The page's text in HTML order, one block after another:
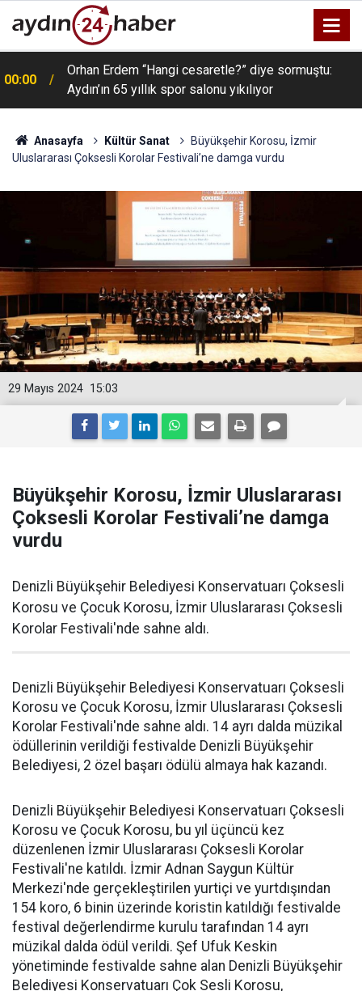
00:00
Orhan Erdem “Hangi cesaretle?” diye sormuştu:
Aydın’ın 65 yıllık spor salonu yıkılıyor
Anasayfa Kültür Sanat
Büyükşehir Korosu, İzmir
Uluslararası Çoksesli Korolar Festivali’ne damga vurdu
15:03
29 Mayıs 2024
Büyükşehir Korosu, İzmir Uluslararası
Çoksesli Korolar Festivali’ne damga
vurdu
Denizli Büyükşehir Belediyesi Konservatuarı Çoksesli
Korosu ve Çocuk Korosu, İzmir Uluslararası Çoksesli
Korolar Festivali'nde sahne aldı.
Denizli Büyükşehir Belediyesi Konservatuarı Çoksesli
Korosu ve Çocuk Korosu, İzmir Uluslararası Çoksesli
Korolar Festivali'nde sahne aldı. 14 ayrı dalda müzikal
ödüllerinin verildiği festivalde Denizli Büyükşehir
Belediyesi, 2 özel başarı ödülü almaya hak kazandı.
Denizli Büyükşehir Belediyesi Konservatuarı Çoksesli
Korosu ve Çocuk Korosu, bu yıl üçüncü kez
düzenlenen İzmir Uluslararası Çoksesli Korolar
Festivali'ne katıldı. İzmir Adnan Saygun Kültür
Merkezi'nde gerçekleştirilen yurtiçi ve yurtdışından
154 koro, 6 binin üzerinde koristin katıldığı festivalde
festival değerlendirme kurulu tarafından 14 ayrı
müzikal dalda ödül verildi. Şef Ufuk Keskin
yönetiminde festivalde sahne alan Denizli Büyükşehir
Belediyesi Konservatuarı Çok Sesli Korosu,